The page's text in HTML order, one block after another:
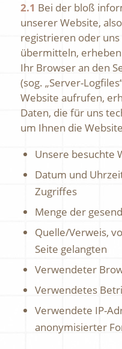
2.1 Bei der bloß
unserer Website,
registrieren oder
übermitteln,
Ihr Browser an den
(sog. „Server-
Website aufrufen,
Daten, die für uns
um Ihnen die
Unsere besuchte
Datum und
Zugriffes
Menge der
Quelle/Verweis,
Seite gelangten
Verwendeter
Verwendetes
Verwendete IP-
anonymisierter